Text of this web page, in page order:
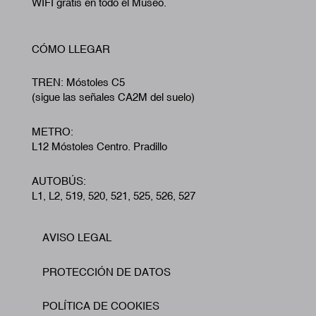
WIFI gratis en todo el Museo.
CÓMO LLEGAR
TREN: Móstoles C5
(sigue las señales CA2M del suelo)
METRO:
L12 Móstoles Centro. Pradillo
AUTOBÚS:
L1, L2, 519, 520, 521, 525, 526, 527
Footer
AVISO LEGAL
PROTECCIÓN DE DATOS
POLÍTICA DE COOKIES